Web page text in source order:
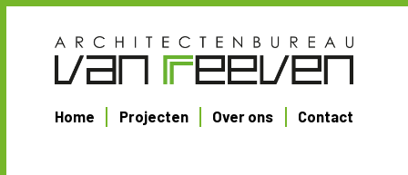
Home Projecten Over ons Contact